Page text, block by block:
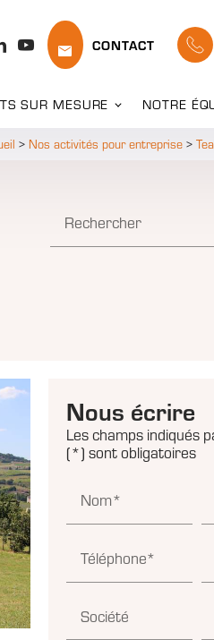
CONTACT
SUR MESURE NOTRE
> Nos activités pour entreprise >
Rechercher
Nous écrire
Les champs indiqués
(*) sont obligatoires
Nom*
Téléphone*
Société